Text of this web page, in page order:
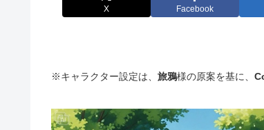
X Facebook
※キャラクター設定は、 旅鴉様の原案を基に、